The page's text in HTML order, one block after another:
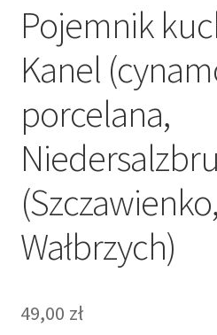
Pojemnik
Kanel
porcelana,
(Szczawienko,
Wałbrzych)
49,00 zł